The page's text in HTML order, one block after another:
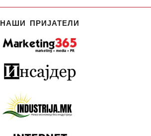
НАШИ ПРИЈАТЕЛИ